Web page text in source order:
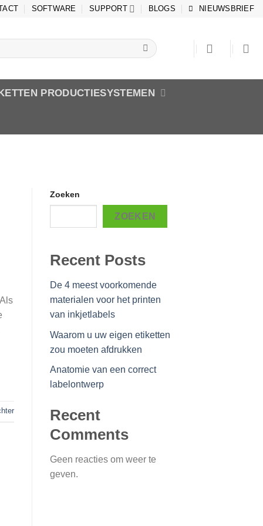
SOFTWARE SUPPORT BLOGS NIEUWSBRIEF
PRODUCTIESYSTEMEN
Zoeken
ZOEKEN
Recent Posts
De 4 meest voorkomende
materialen voor het printen
van inkjetlabels
Waarom u uw eigen etiketten
zou moeten afdrukken
Anatomie van een correct
labelontwerp
Recent
Comments
Geen reacties om weer te
geven.